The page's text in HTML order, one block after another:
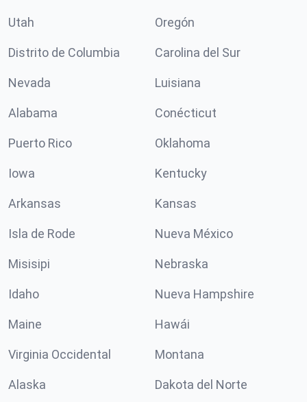
Utah Oregón
Distrito de Columbia Carolina del Sur
Nevada Luisiana
Alabama Conécticut
Puerto Rico Oklahoma
Iowa Kentucky
Arkansas Kansas
Isla de Rode Nueva México
Misisipi Nebraska
Idaho Nueva Hampshire
Maine Hawái
Virginia Occidental Montana
Alaska Dakota del Norte